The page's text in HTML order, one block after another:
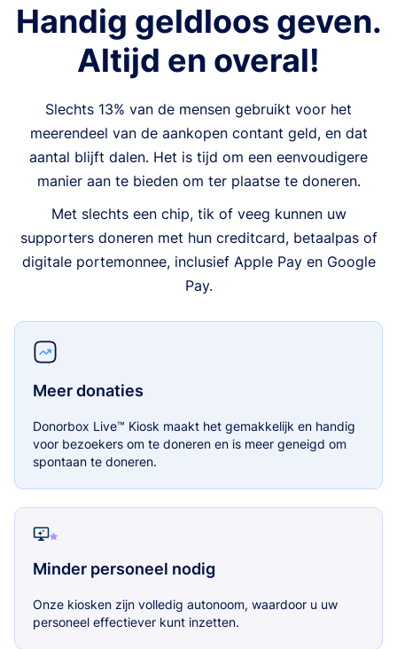
Handig geldloos geven.
Altijd en overal!
Slechts 13% van de mensen gebruikt voor het
meerendeel van de aankopen contant geld, en dat
aantal blijft dalen. Het is tijd om een eenvoudigere
manier aan te bieden om ter plaatse te doneren.
Met slechts een chip, tik of veeg kunnen uw
supporters doneren met hun creditcard, betaalpas of
digitale portemonnee, inclusief Apple Pay en Google
Pay.
Meer donaties
Donorbox Live™ Kiosk maakt het gemakkelijk en handig
voor bezoekers om te doneren en is meer geneigd om
spontaan te doneren.
Minder personeel nodig
Onze kiosken zijn volledig autonoom, waardoor u uw
personeel effectiever kunt inzetten.